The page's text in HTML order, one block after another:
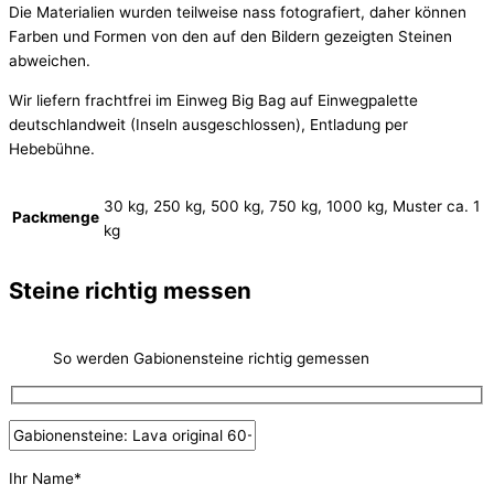
Die Materialien wurden teilweise nass fotografiert, daher können
Farben und Formen von den auf den Bildern gezeigten Steinen
abweichen.
Wir liefern frachtfrei im Einweg Big Bag auf Einwegpalette
deutschlandweit (Inseln ausgeschlossen), Entladung per
Hebebühne.
Packmenge
30 kg, 250 kg, 500 kg, 750 kg, 1000 kg, Muster ca. 1
kg
Steine richtig messen
So werden Gabionensteine richtig gemessen
Ihr Name*